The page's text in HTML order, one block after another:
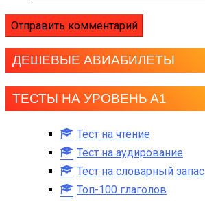
ДЕШЕВЫЕ АВИАБИЛЕТЫ
ТЕСТЫ НА УРОВЕНЬ А1
Тест на чтение
Тест на аудирование
Тест на словарный запас
Топ-100 глаголов